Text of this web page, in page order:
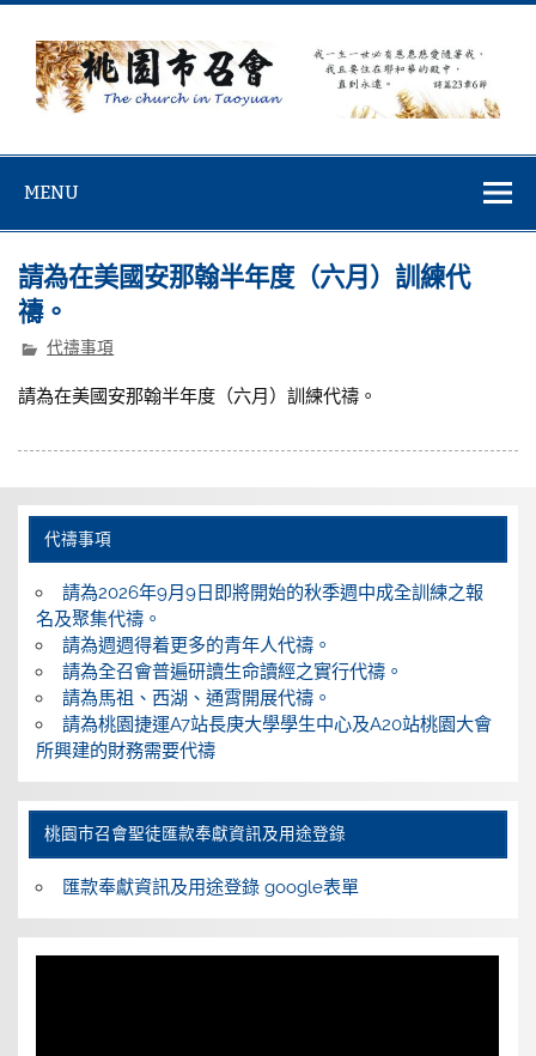
Skip
content
MENU
請為在美國安那翰半年度（六月）訓練代
禱。
代禱事項
請為在美國安那翰半年度（六月）訓練代禱。
代禱事項
請為2026年9月9日即將開始的秋季週中成全訓練之報
名及聚集代禱。
請為週週得着更多的青年人代禱。
請為全召會普遍研讀生命讀經之實行代禱。
請為馬祖、西湖、通霄開展代禱。
請為桃園捷運A7站長庚大學學生中心及A20站桃園大會
所興建的財務需要代禱
桃園巿召會聖徒匯款奉獻資訊及用途登錄
匯款奉獻資訊及用途登錄 google表單